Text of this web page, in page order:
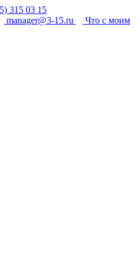
315 03 15
manager@3-15.ru
Что с моим